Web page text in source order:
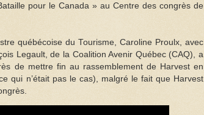
pour le Canada » au Centre des congrès de
québécoise du Tourisme, Caroline Proulx, avec
Legault, de la Coalition Avenir Québec (CAQ), a
de mettre fin au rassemblement de Harvest en
qui n’était pas le cas), malgré le fait que Harvest